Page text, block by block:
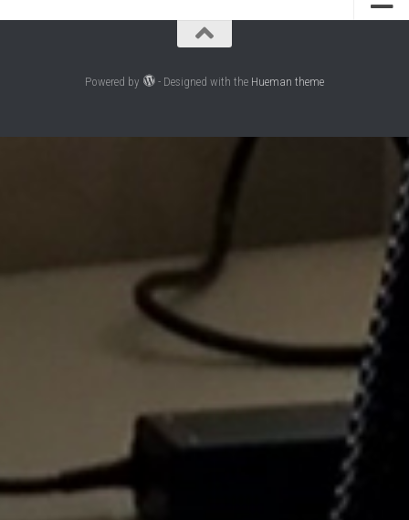
Powered by - Designed with the Hueman theme